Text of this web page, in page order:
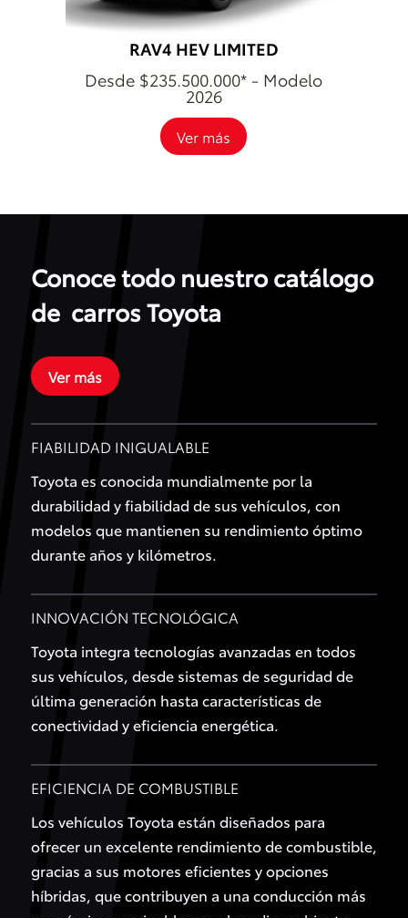
RAV4 HEV LIMITED
Desde $235.500.000* - Modelo
2026
Ver más
Conoce todo nuestro catálogo
de carros Toyota
Ver más
FIABILIDAD INIGUALABLE
Toyota es conocida mundialmente por la
durabilidad y fiabilidad de sus vehículos, con
modelos que mantienen su rendimiento óptimo
durante años y kilómetros.
INNOVACIÓN TECNOLÓGICA
Toyota integra tecnologías avanzadas en todos
sus vehículos, desde sistemas de seguridad de
última generación hasta características de
conectividad y eficiencia energética.
EFICIENCIA DE COMBUSTIBLE
Los vehículos Toyota están diseñados para
ofrecer un excelente rendimiento de combustible,
gracias a sus motores eficientes y opciones
híbridas, que contribuyen a una conducción más